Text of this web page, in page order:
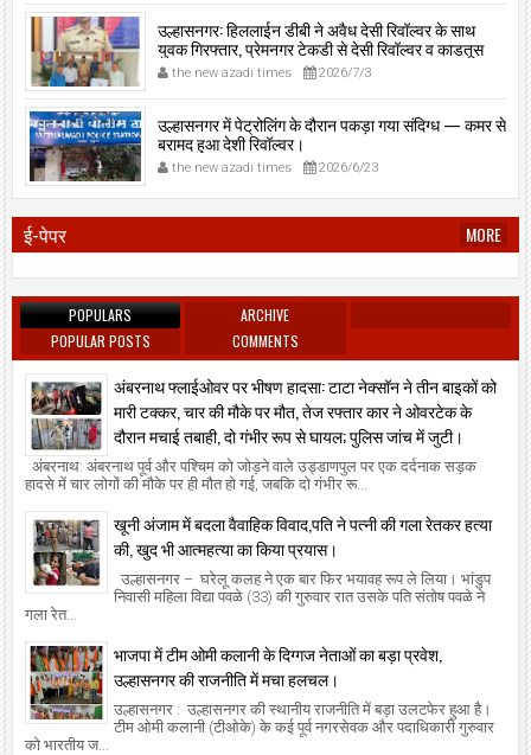
उल्हासनगर: हिललाईन डीबी ने अवैध देसी रिवॉल्वर के साथ
युवक गिरफ्तार, प्रेमनगर टेकडी से देसी रिवॉल्वर व काडतूस
जप्त, इलीगल हथियार साथ पकड़ा गया युवक एक दिन की
पोलीस कोठडी में।
the new azadi times 2026/7/3
उल्हासनगर में पेट्रोलिंग के दौरान पकड़ा गया संदिग्ध — कमर से
बरामद हुआ देशी रिवॉल्वर।
the new azadi times 2026/6/23
ई-पेपर MORE
POPULARS
ARCHIVE
POPULAR POSTS
COMMENTS
अंबरनाथ फ्लाईओवर पर भीषण हादसा: टाटा नेक्सॉन ने तीन बाइकों को
मारी टक्कर, चार की मौके पर मौत, तेज रफ्तार कार ने ओवरटेक के
दौरान मचाई तबाही, दो गंभीर रूप से घायल; पुलिस जांच में जुटी।
अंबरनाथ: अंबरनाथ पूर्व और पश्चिम को जोड़ने वाले उड्डाणपुल पर एक दर्दनाक सड़क
हादसे में चार लोगों की मौके पर ही मौत हो गई, जबकि दो गंभीर रू...
खूनी अंजाम में बदला वैवाहिक विवाद,पति ने पत्नी की गला रेतकर हत्या
की, खुद भी आत्महत्या का किया प्रयास।
उल्हासनगर – घरेलू कलह ने एक बार फिर भयावह रूप ले लिया। भांडुप
निवासी महिला विद्या पवळे (33) की गुरुवार रात उसके पति संतोष पवळे ने
गला रेत...
भाजपा में टीम ओमी कलानी के दिग्गज नेताओं का बड़ा प्रवेश,
उल्हासनगर की राजनीति में मचा हलचल।
उल्हासनगर : उल्हासनगर की स्थानीय राजनीति में बड़ा उलटफेर हुआ है।
टीम ओमी कलानी (टीओके) के कई पूर्व नगरसेवक और पदाधिकारी गुरुवार
को भारतीय ज...